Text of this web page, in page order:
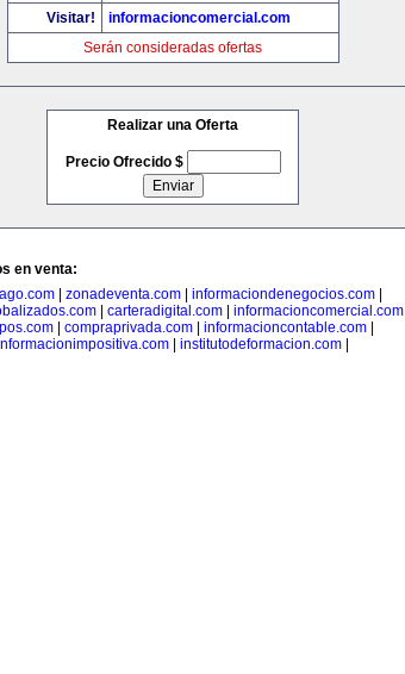
Visitar!
informacioncomercial.com
Serán consideradas ofertas
Realizar una Oferta
Precio Ofrecido $
en venta:
zonadeventa.com informaciondenegocios.com
carteradigital.com informacioncomercial.com
compraprivada.com informacioncontable.com
institutodeformacion.com